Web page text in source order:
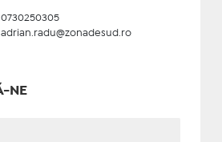
0730250305
adrian.radu@zonadesud.ro
NE